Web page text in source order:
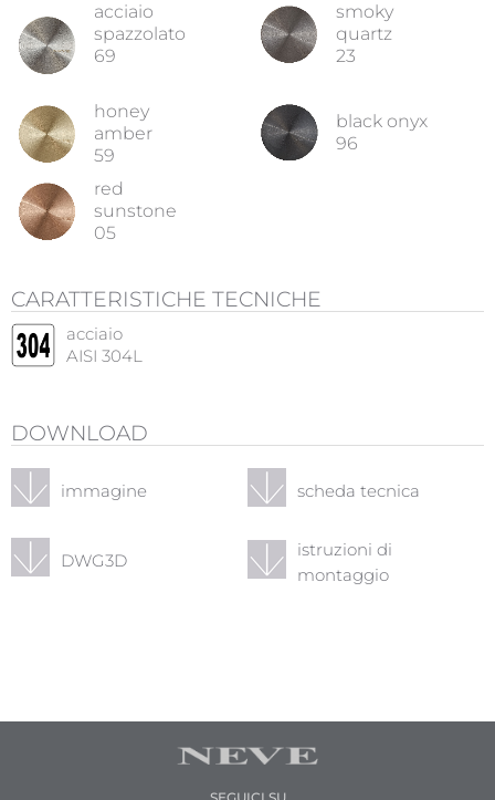
acciaio
spazzolato
69
smoky
quartz
23
honey
amber
59
black onyx
96
red
sunstone
05
CARATTERISTICHE TECNICHE
acciaio
AISI 304L
DOWNLOAD
immagine scheda tecnica
DWG3D
istruzioni di
montaggio